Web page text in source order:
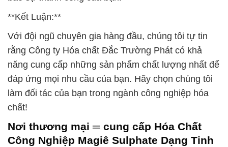
**Kết Luận:**
Với đội ngũ chuyên gia hàng đầu, chúng tôi tự tin
rằng Công ty Hóa chất Đắc Trường Phát có khả
năng cung cấp những sản phẩm chất lượng nhất để
đáp ứng mọi nhu cầu của bạn. Hãy chọn chúng tôi
làm đối tác của bạn trong ngành công nghiệp hóa
chất!
Nơi thương mại ═ cung cấp Hóa Chất
Công Nghiệp Magiê Sulphate Dạng Tinh